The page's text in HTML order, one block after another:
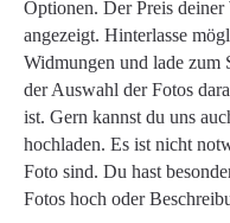
Optionen. Der Preis
angezeigt. Hinterlasse
Widmungen und lade zum
der Auswahl der Fotos
ist. Gern kannst du uns
hochladen. Es ist nicht
Foto sind. Du hast
Fotos hoch oder